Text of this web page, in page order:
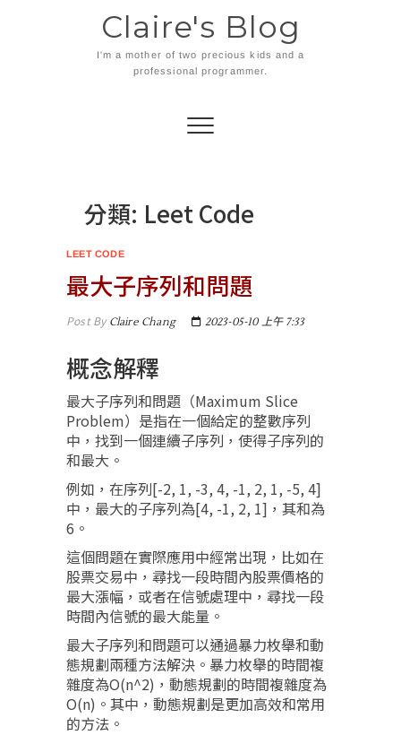
Claire's Blog
I'm a mother of two precious kids and a
professional programmer.
分類: Leet Code
LEET CODE
最大子序列和問題
Post ByClaire Chang 2023-05-10 上午 7:33
概念解釋
最大子序列和問題（Maximum Slice
Problem）是指在一個給定的整數序列
中，找到一個連續子序列，使得子序列的
和最大。
例如，在序列[-2, 1, -3, 4, -1, 2, 1, -5, 4]
中，最大的子序列為[4, -1, 2, 1]，其和為
6。
這個問題在實際應用中經常出現，比如在
股票交易中，尋找一段時間內股票價格的
最大漲幅，或者在信號處理中，尋找一段
時間內信號的最大能量。
最大子序列和問題可以通過暴力枚舉和動
態規劃兩種方法解決。暴力枚舉的時間複
雜度為O(n^2)，動態規劃的時間複雜度為
O(n)。其中，動態規劃是更加高效和常用
的方法。